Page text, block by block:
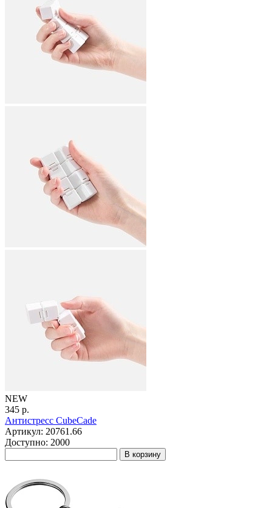
NEW
345 р.
Антистресс CubeCade
Артикул: 20761.66
Доступно: 2000
В корзину